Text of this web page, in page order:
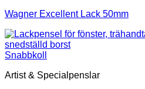
Wagner Excellent Lack 50mm
Snabbkoll
Artist & Specialpenslar